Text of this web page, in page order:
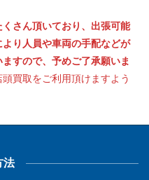
さん頂いており、出張可能
り人員や車両の手配などが
すので、予めご了承願いま
買取をご利用頂けますよう
法